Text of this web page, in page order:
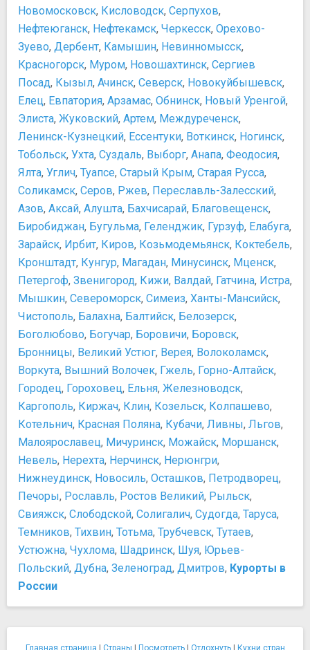
Музей занимательных наук Экспериментаниум
Музей Индустриальной Культуры
Музей космонавтики
Музей Михаила Булгакова
Музей Москвы
Музей оптических иллюзий
Музей Отечественной войны 1812 года
Музей ретро-автомобилей
Музей советских игровых автоматов
Музей современного искусства «Гараж»
Музей хоккея
Музей Холодной войны в Бункере-42 на Таганке
Музей-Квартира Ф.М. Достоевского
Музей-панорама "Бородинская битва"
Музей-Театр "Булгаковский Дом"
Мультимедиа Арт Музей
Оружейная Палата
Палеонтологический музей им. Ю.А. Орлова
Патриаршие палаты
Третьяковская галерея на Крымском валу
Центр дизайна Артплей
Центр современного искусства Винзавод
Центр фотографии им. братьев Люмьер
Центральный выставочный зал Манеж
Центральный музей Великой Отечественной войны
1941-1945 гг.
Центральный музей Вооруженных Сил
Ночная жизнь, рестораны, кабаре
Байк-центр Sexton
Бар "Гадкий Койот"
Бар "Маяк"
Клуб Пропаганда
Клуб Шестнадцать Тонн
Тайм Аут Бар
Памятники, скульптуры, статуи
Лобное место
Могила неизвестного солдата
Новомосковск, Кисловодск, Серпухов,
Нефтеюганск, Нефтекамск, Черкесск, Орехово-
Зуево, Дербент, Камышин, Невинномысск,
Красногорск, Муром, Новошахтинск, Сергиев
Посад, Кызыл, Ачинск, Северск, Новокуйбышевск,
Елец, Евпатория, Арзамас, Обнинск, Новый Уренгой,
Элиста, Жуковский, Артем, Междуреченск,
Ленинск-Кузнецкий, Ессентуки, Воткинск, Ногинск,
Тобольск, Ухта, Суздаль, Выборг, Анапа, Феодосия,
Ялта, Углич, Туапсе, Старый Крым, Старая Русса,
Соликамск, Серов, Ржев, Переславль-Залесский,
Азов, Аксай, Алушта, Бахчисарай, Благовещенск,
Биробиджан, Бугульма, Геленджик, Гурзуф, Елабуга,
Зарайск, Ирбит, Киров, Козьмодемьянск, Коктебель,
Кронштадт, Кунгур, Магадан, Минусинск, Мценск,
Петергоф, Звенигород, Кижи, Валдай, Гатчина, Истра,
Мышкин, Североморск, Симеиз, Ханты-Мансийск,
Чистополь, Балахна, Балтийск, Белозерск,
Боголюбово, Богучар, Боровичи, Боровск,
Бронницы, Великий Устюг, Верея, Волоколамск,
Воркута, Вышний Волочек, Гжель, Горно-Алтайск,
Городец, Гороховец, Ельня, Железноводск,
Каргополь, Киржач, Клин, Козельск, Колпашево,
Котельнич, Красная Поляна, Кубачи, Ливны, Льгов,
Малоярославец, Мичуринск, Можайск, Моршанск,
Невель, Нерехта, Нерчинск, Нерюнгри,
Нижнеудинск, Новосиль, Осташков, Петродворец,
Печоры, Рославль, Ростов Великий, Рыльск,
Свияжск, Слободской, Солигалич, Судогда, Таруса,
Темников, Тихвин, Тотьма, Трубчевск, Тутаев,
Устюжна, Чухлома, Шадринск, Шуя, Юрьев-
Польский, Дубна, Зеленоград, Дмитров, Курорты в
России
Главная страница | Страны | Посмотреть| Отдохнуть| Кухни стран